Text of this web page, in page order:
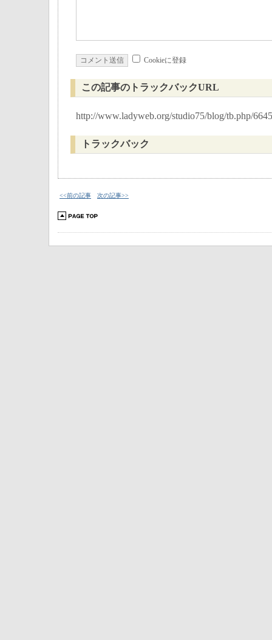
Cookieに登録
この記事のトラックバックURL
http://www.ladyweb.org/studio75/blog/tb.php/6645
トラックバック
<<前の記事 次の記事>>